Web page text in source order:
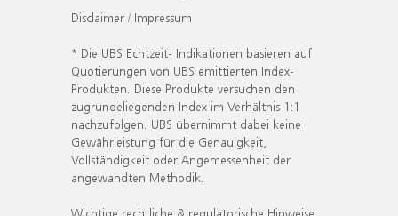
Disclaimer / Impressum
* Die UBS Echtzeit- Indikationen basieren auf
Quotierungen von UBS emittierten Index-
Produkten. Diese Produkte versuchen den
zugrundeliegenden Index im Verhältnis 1:1
nachzufolgen. UBS übernimmt dabei keine
Gewährleistung für die Genauigkeit,
Vollständigkeit oder Angemessenheit der
angewandten Methodik.